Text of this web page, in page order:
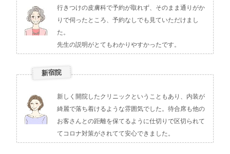
行きつけの皮膚科で予約が取れず、そのまま通りがか
りで伺ったところ、予約なしでも見ていただけまし
た。
先生の説明がとてもわかりやすかったです。
新宿院
新しく開院したクリニックということもあり、内装が
綺麗で落ち着けるような雰囲気でした。待合席も他の
お客さんとの距離を保てるように仕切りで区切られて
てコロナ対策がされてて安心できました。